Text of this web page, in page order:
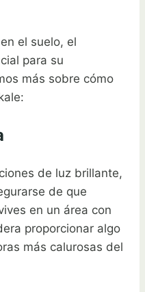
el suelo, el
para su
más sobre cómo
de luz brillante,
de que
en un área con
proporcionar algo
más calurosas del